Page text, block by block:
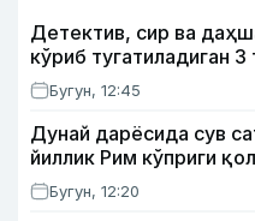
Детектив, сир ва
кўриб тугатиладиган 3
Бугун, 12:45
Дунай дарёсида сув
йиллик Рим кўприги
Бугун, 12:20